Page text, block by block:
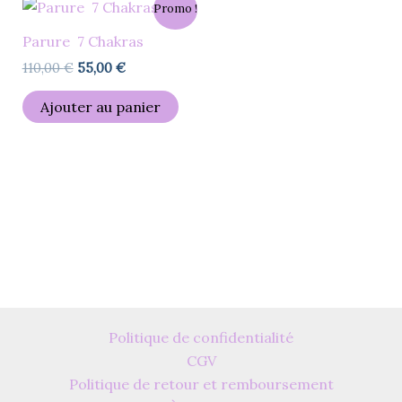
être
Promo !
Parure 7 Chakras
110,00€
initial
était :
110,00 €.
55,00 €
est :
55,00 €.
Ajouter au panier
Politique de confidentialité
CGV
Politique de retour et remboursement